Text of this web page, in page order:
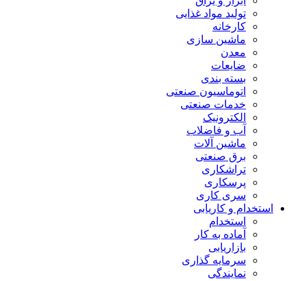
تولید مواد غذایی
کارخانه
ماشین سازی
معدن
ضایعات
بسته بندی
اتوماسیون صنعتی
خدمات صنعتی
الکترونیک
آب و فاضلاب
ماشین آلات
برق صنعتی
تراشکاری
پرسکاری
سری کاری
استخدام و کاریابی
استخدام
آماده به کار
بازاریابی
سرمایه گذاری
نمایندگی